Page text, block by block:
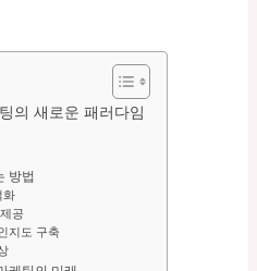
의 새로운 패러다임
방법
화
공
지도 구축